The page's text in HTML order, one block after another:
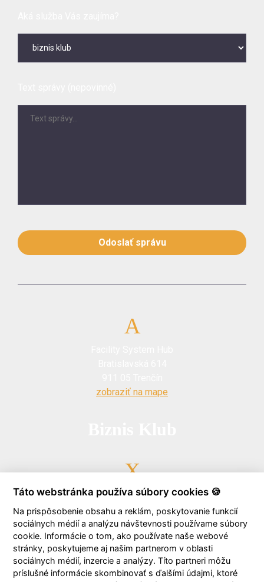
Odoslať správu
zobraziť na mape
0903 723 646
biznisklub@facility.sk
Táto webstránka používa súbory cookies 🍪
Na prispôsobenie obsahu a reklám, poskytovanie funkcií
sociálnych médií a analýzu návštevnosti používame súbory
cookie. Informácie o tom, ako používate naše webové
stránky, poskytujeme aj našim partnerom v oblasti
sociálnych médií, inzercie a analýzy. Títo partneri môžu
príslušné informácie skombinovať s ďalšími údajmi, ktoré